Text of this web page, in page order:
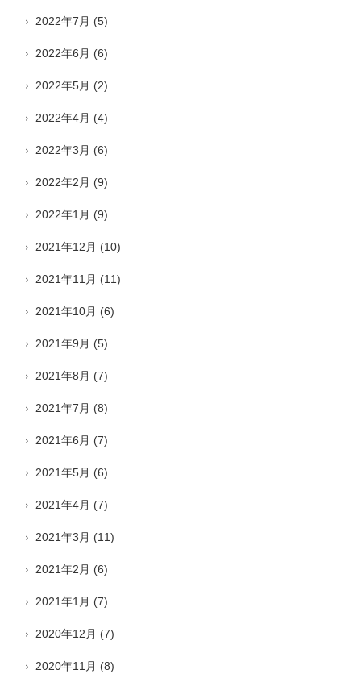
2022年7月 (5)
2022年6月 (6)
2022年5月 (2)
2022年4月 (4)
2022年3月 (6)
2022年2月 (9)
2022年1月 (9)
2021年12月 (10)
2021年11月 (11)
2021年10月 (6)
2021年9月 (5)
2021年8月 (7)
2021年7月 (8)
2021年6月 (7)
2021年5月 (6)
2021年4月 (7)
2021年3月 (11)
2021年2月 (6)
2021年1月 (7)
2020年12月 (7)
2020年11月 (8)